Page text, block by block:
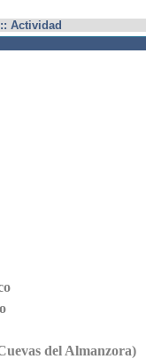
Actividad
del Almanzora)